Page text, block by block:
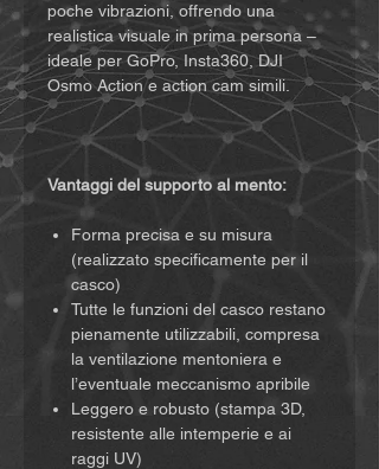
poche vibrazioni, offrendo una
realistica visuale in prima persona –
ideale per GoPro, Insta360, DJI
Osmo Action e action cam simili.
Vantaggi del supporto al mento:
Forma precisa e su misura
(realizzato specificamente per il
casco)
Tutte le funzioni del casco restano
pienamente utilizzabili, compresa
la ventilazione mentoniera e
l’eventuale meccanismo apribile
Leggero e robusto (stampa 3D,
resistente alle intemperie e ai
raggi UV)